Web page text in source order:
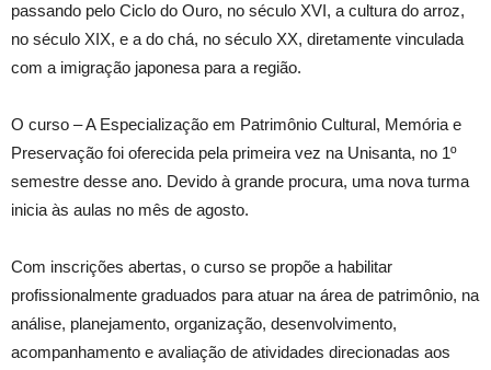
passando pelo Ciclo do Ouro, no século XVI, a cultura do arroz,
no século XIX, e a do chá, no século XX, diretamente vinculada
com a imigração japonesa para a região.
O curso – A Especialização em Patrimônio Cultural, Memória e
Preservação foi oferecida pela primeira vez na Unisanta, no 1º
semestre desse ano. Devido à grande procura, uma nova turma
inicia às aulas no mês de agosto.
Com inscrições abertas, o curso se propõe a habilitar
profissionalmente graduados para atuar na área de patrimônio, na
análise, planejamento, organização, desenvolvimento,
acompanhamento e avaliação de atividades direcionadas aos